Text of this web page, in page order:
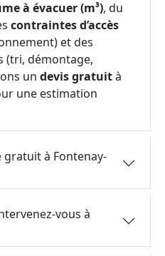
à évacuer (m³), du
contraintes d’accès
et des
(tri, démontage,
un devis gratuità
une estimation
à Fontenay-
vous à